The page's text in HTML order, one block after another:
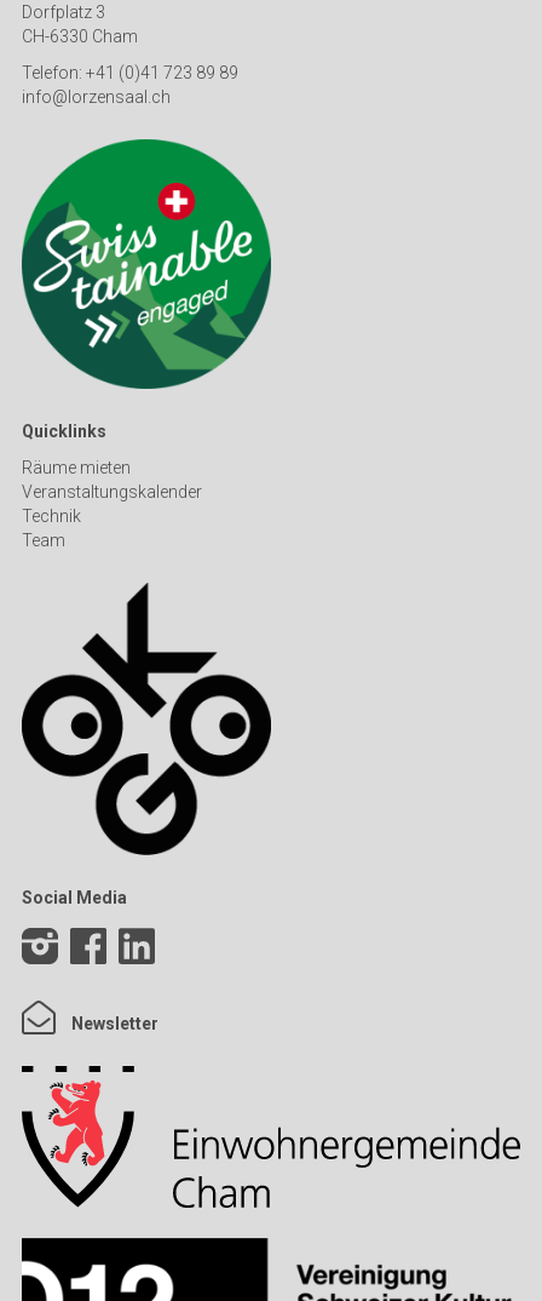
Dorfplatz 3
CH-6330 Cham
Telefon: +41 (0)41 723 89 89
info@lorzensaal.ch
Quicklinks
Räume mieten
Veranstaltungskalender
Technik
Team
Social Media
Newsletter